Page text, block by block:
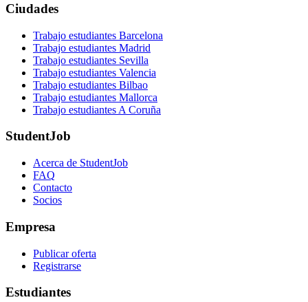
Ciudades
Trabajo estudiantes Barcelona
Trabajo estudiantes Madrid
Trabajo estudiantes Sevilla
Trabajo estudiantes Valencia
Trabajo estudiantes Bilbao
Trabajo estudiantes Mallorca
Trabajo estudiantes A Coruña
StudentJob
Acerca de StudentJob
FAQ
Contacto
Socios
Empresa
Publicar oferta
Registrarse
Estudiantes